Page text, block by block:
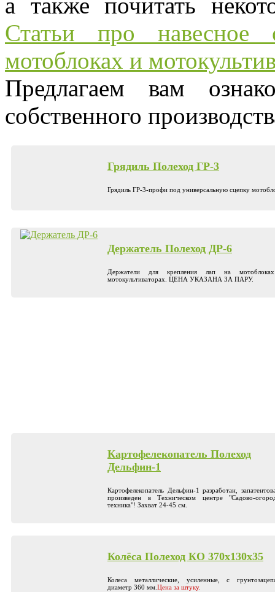
Статьи про навесное
мотоблоках и
Предлагаем вам
собственного
Грядиль Полеход ГР-3
Грядиль ГР-3-профи под универсальную сцепку
Держатель Полеход ДР-6
Держатели для крепления лап на
мотокультиваторах. ЦЕНА УКАЗАНА ЗА ПАРУ.
Картофелекопатель Полеход
Дельфин-1
Картофелекопатель Дельфин-1 разработан,
произведен в Техническом центре "Садово-
техника"! Захват 24-45 см.
Колёса Полеход КО 370х130x35
Колеса металлические, усиленные, с
диаметр 360 мм. Цена за штуку.